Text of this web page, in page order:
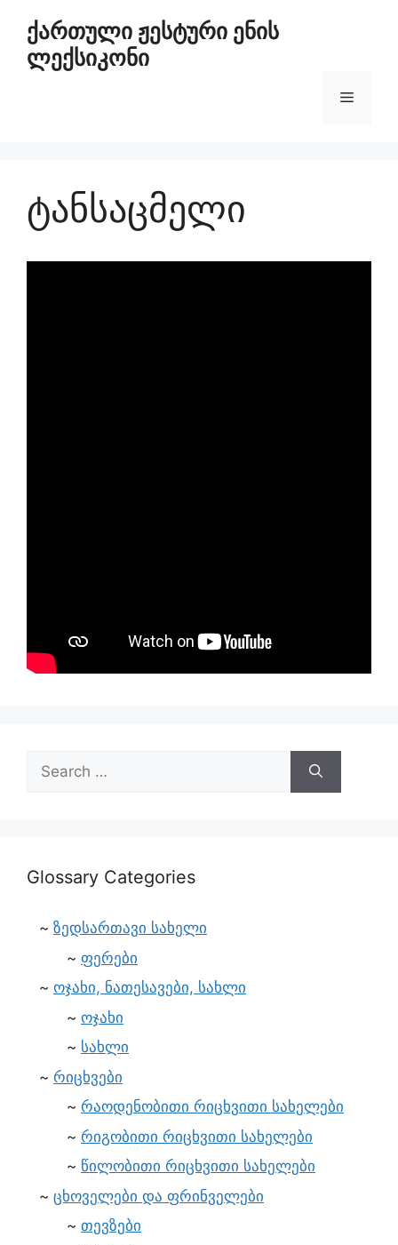
ქართული ჟესტური ენის
ლექსიკონი
ტანსაცმელი
Glossary Categories
ზედსართავი სახელი
ფერები
ოჯახი, ნათესავები, სახლი
ოჯახი
სახლი
რიცხვები
რაოდენობითი რიცხვითი სახელები
რიგობითი რიცხვითი სახელები
წილობითი რიცხვითი სახელები
ცხოველები და ფრინველები
თევზები